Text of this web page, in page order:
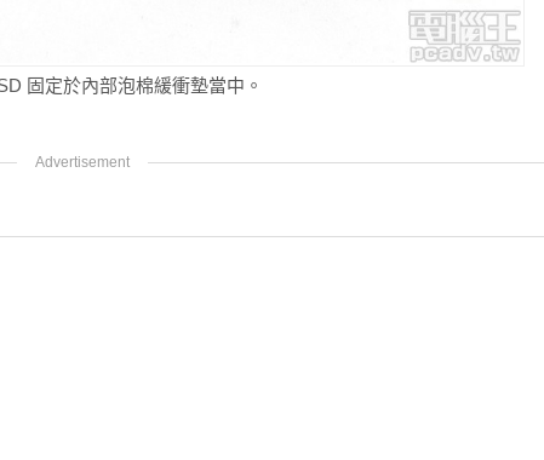
固定於內部泡棉緩衝墊當中。